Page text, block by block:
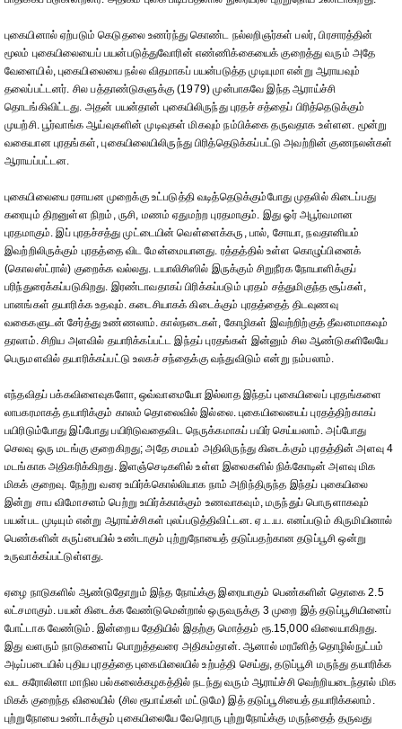
புகையினால் ஏற்படும் கெடுதலை உணர்ந்து கொண்ட நல்லறிஞர்கள் பலர், பிரசாரத்தின்
மூலம் புகையிலையைப் பயன்படுத்துவோரின் எண்ணிக்கையைக் குறைத்து வரும் அதே
வேளையில், புகையிலையை நல்ல விதமாகப் பயன்படுத்த முடியுமா என்று ஆராயவும்
தலைப்பட்டனர். சில பத்தாண்டுகளுக்கு (1979) முன்பாகவே இந்த ஆராய்ச்சி
தொடங்கிவிட்டது. அதன் பயன்தான் புகையிலிருந்து புரதச் சத்தைப் பிரித்தெடுக்கும்
முயற்சி. பூர்வாங்க ஆய்வுகளின் முடிவுகள் மிகவும் நம்பிக்கை தருவதாக உள்ளன. மூன்று
வகையான புரதங்கள், புகையிலையிலிருந்து பிரித்தெடுக்கப்பட்டு அவற்றின் குணநலன்கள்
ஆராயப்பட்டன.
புகையிலையை ரசாயன முறைக்கு உட்படுத்தி வடித்தெடுக்கும்போது முதலில் கிடைப்பது
கரையும் திறனுள்ள நிறம், ருசி, மணம் ஏதுமற்ற புரதமாகும். இது ஓர் அபூர்வமான
புரதமாகும். இப் புரதச்சத்து முட்டையின் வெள்ளைக்கரு, பால், சோயா, நவதானியம்
இவற்றிலிருக்கும் புரதத்தை விட மேன்மையானது. ரத்தத்தில் உள்ள கொழுப்பினைக்
(கொலஸ்ட்ரால்) குறைக்க வல்லது. டயாலிசிஸில் இருக்கும் சிறுநீரக நோயாளிக்குப்
பரிந்துரைக்கப்படுகிறது. இரண்டாவதாகப் பிரிக்கப்படும் புரதம் சத்துமிகுந்த சூப்கள்,
பானங்கள் தயாரிக்க உதவும். கடைசியாகக் கிடைக்கும் புரதத்தைத் திடவுணவு
வகைகளுடன் சேர்த்து உண்ணலாம். கால்நடைகள், கோழிகள் இவற்றிற்குத் தீவனமாகவும்
தரலாம். சிறிய அளவில் தயாரிக்கப்பட்ட இந்தப் புரதங்கள் இன்னும் சில ஆண்டுகளிலேயே
பெருமளவில் தயாரிக்கப்பட்டு உலகச் சந்தைக்கு வந்துவிடும் என்று நம்பலாம்.
எந்தவிதப் பக்கவிளைவுகளோ, ஒவ்வாமையோ இல்லாத இந்தப் புகையிலைப் புரதங்களை
லாபகரமாகத் தயாரிக்கும் காலம் தொலைவில் இல்லை. புகையிலையைப் புரதத்திற்காகப்
பயிரிடும்போது இப்போது பயிரிடுவதைவிட நெருக்கமாகப் பயிர் செய்யலாம். அப்போது
செலவு ஒரு மடங்கு குறைகிறது; அதே சமயம் அதிலிருந்து கிடைக்கும் புரதத்தின் அளவு 4
மடங்காக அதிகரிக்கிறது. இளஞ்செடிகளில் உள்ள இலைகளில் நிக்கோடின் அளவு மிக
மிகக் குறைவு. நேற்று வரை உயிர்க்கொல்லியாக நாம் அறிந்திருந்த இந்தப் புகையிலை
இன்று சாப விமோசனம் பெற்று உயிர்க்காக்கும் உணவாகவும், மருந்துப் பொருளாகவும்
பயன்பட முடியும் என்று ஆராய்ச்சிகள் புலப்படுத்திவிட்டன. ஏ.ட.ய. எனப்படும் கிருமியினால்
பெண்களின் கருப்பையில் உண்டாகும் புற்றுநோயைத் தடுப்பதற்கான தடுப்பூசி ஒன்று
உருவாக்கப்பட்டுள்ளது.
ஏழை நாடுகளில் ஆண்டுதோறும் இந்த நோய்க்கு இரையாகும் பெண்களின் தொகை 2.5
லட்சமாகும். பயன் கிடைக்க வேண்டுமென்றால் ஒருவருக்கு 3 முறை இத் தடுப்பூசியினைப்
போட்டாக வேண்டும். இன்றைய தேதியில் இதற்கு மொத்தம் ரூ.15,000 விலையாகிறது.
இது வளரும் நாடுகளைப் பொறுத்தவரை அதிகம்தான். ஆனால் மரபீனித் தொழில்நுட்பம்
அடிப்படையில் புதிய புரதத்தை புகையிலையில் உற்பத்தி செய்து, தடுப்பூசி மருந்து தயாரிக்க
வட கரோலினா மாநில பல்கலைக்கழகத்தில் நடந்து வரும் ஆராய்ச்சி வெற்றியடைந்தால் மிக
மிகக் குறைந்த விலையில் (சில ரூபாய்கள் மட்டுமே) இத் தடுப்பூசியைத் தயாரிக்கலாம்.
புற்றுநோயை உண்டாக்கும் புகையிலையே வேறொரு புற்றுநோய்க்கு மருந்தைத் தருவது